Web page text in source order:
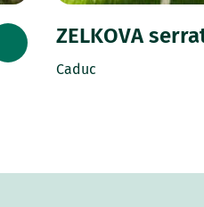
ZELKOVA
Caduc